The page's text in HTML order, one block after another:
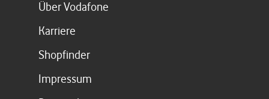
Über Vodafone
Karriere
ShopfinderLink öffnet in einem neuen Tab
Impressum